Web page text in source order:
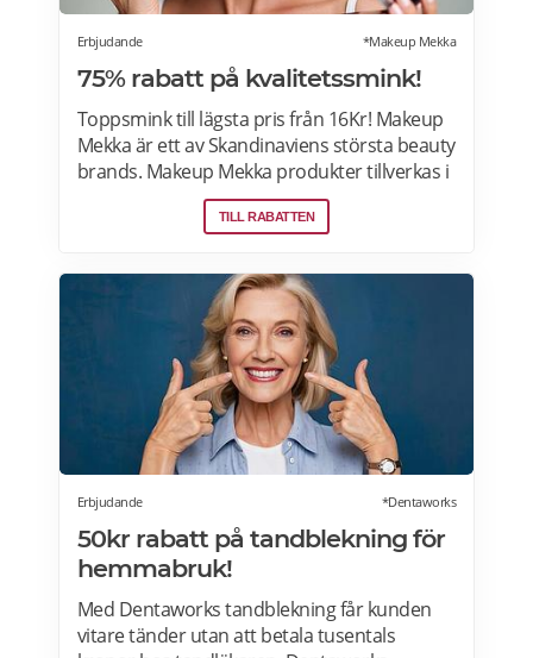
Erbjudande *Makeup Mekka
75% rabatt på kvalitetssmink!
Toppsmink till lägsta pris från 16Kr! Makeup
Mekka är ett av Skandinaviens största beauty
brands. Makeup Mekka produkter tillverkas i
samma fabriker som stora internationella
beauty brands. Fri frakt över 299:- Läs mer
TILL RABATTEN
Erbjudande *Dentaworks
50kr rabatt på tandblekning för
hemmabruk!
Med Dentaworks tandblekning får kunden
vitare tänder utan att betala tusentals